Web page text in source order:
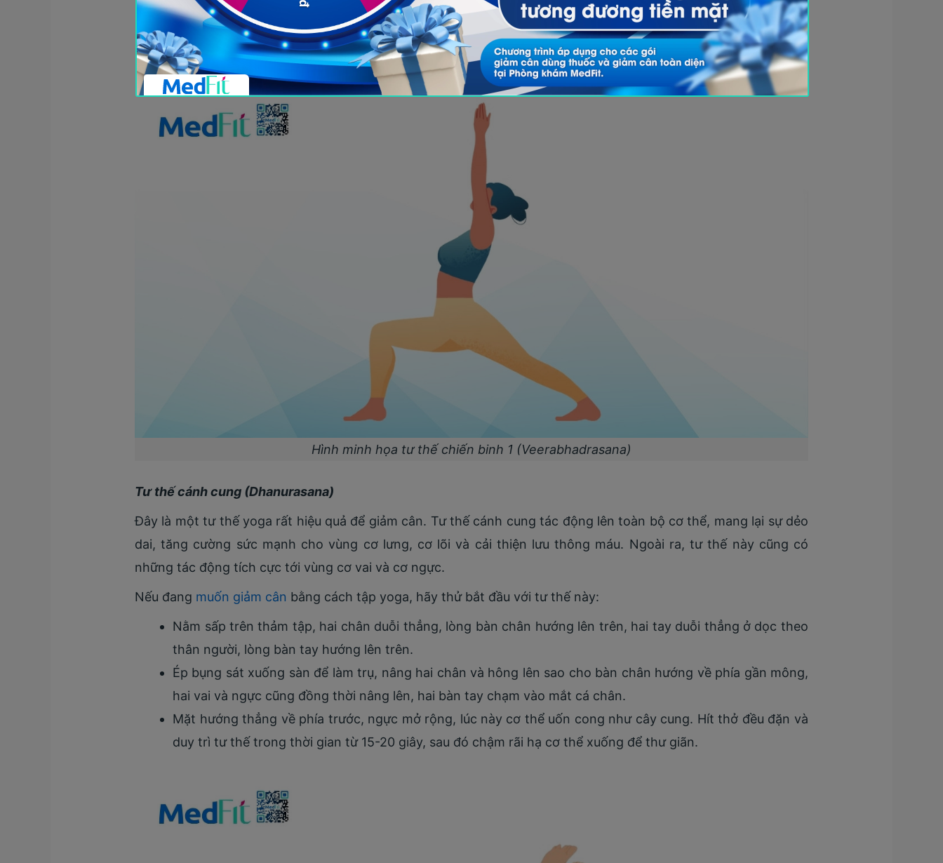
trước hơi khuỵu xuống, mũi bàn chân sau xoay sang phía trước một góc 45o.
Hai bàn tay chắp vào nhau và vươn thẳng lên cao, kéo giãn cột sống lưng.
Duy trì tư thế này càng lâu càng tốt.
Hình minh họa tư thế chiến binh 1 (Veerabhadrasana)
Tư thế cánh cung (Dhanurasana)
Đây là một tư thế yoga rất hiệu quả để giảm cân. Tư thế cánh cung tác động lên toàn bộ cơ thể, mang lại sự dẻo
dai, tăng cường sức mạnh cho vùng cơ lưng, cơ lõi và cải thiện lưu thông máu. Ngoài ra, tư thế này cũng có
những tác động tích cực tới vùng cơ vai và cơ ngực.
Nếu đang muốn giảm cân bằng cách tập yoga, hãy thử bắt đầu với tư thế này:
Nằm sấp trên thảm tập, hai chân duỗi thẳng, lòng bàn chân hướng lên trên, hai tay duỗi thẳng ở dọc theo
thân người, lòng bàn tay hướng lên trên.
Ép bụng sát xuống sàn để làm trụ, nâng hai chân và hông lên sao cho bàn chân hướng về phía gần mông,
hai vai và ngực cũng đồng thời nâng lên, hai bàn tay chạm vào mắt cá chân.
Mặt hướng thẳng về phía trước, ngực mở rộng, lúc này cơ thể uốn cong như cây cung. Hít thở đều đặn và
duy trì tư thế trong thời gian từ 15-20 giây, sau đó chậm rãi hạ cơ thể xuống để thư giãn.